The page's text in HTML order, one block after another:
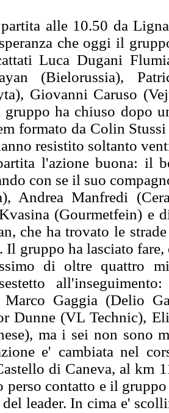
alle 10.50 da
che oggi il
Luca Dugani
(Bielorussia),
Giovanni Caruso
ha chiuso dopo
formato da Colin
resistito soltanto
l'azione buona: il
con se il suo
Andrea Manfredi
(Gourmetfein) e
che ha trovato le
gruppo ha lasciato
di oltre quattro
Marco Gaggia (Delio
Dunne (VL Technic),
ma i sei non sono
e' cambiata nel
di Caneva, al km
perso contatto e il
leader. In cima e'